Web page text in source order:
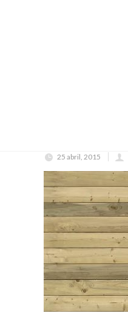
25 abril, 2015